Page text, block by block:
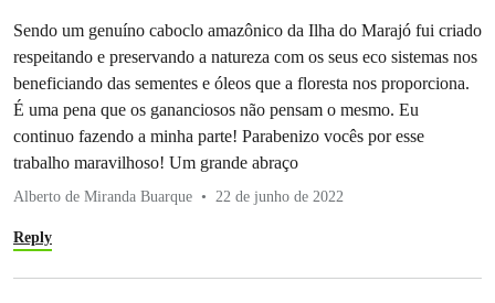
Sendo um genuíno caboclo amazônico da Ilha do Marajó fui criado
respeitando e preservando a natureza com os seus eco sistemas nos
beneficiando das sementes e óleos que a floresta nos proporciona.
É uma pena que os gananciosos não pensam o mesmo. Eu
continuo fazendo a minha parte! Parabenizo vocês por esse
trabalho maravilhoso! Um grande abraço
Alberto de Miranda Buarque 22 de junho de 2022
Reply